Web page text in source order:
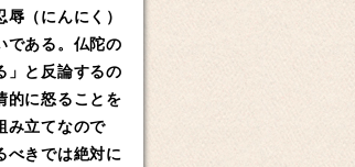
（にんにく）
である。仏陀の
」と反論するの
的に怒ることを
み立てなので
べきでは絶対に